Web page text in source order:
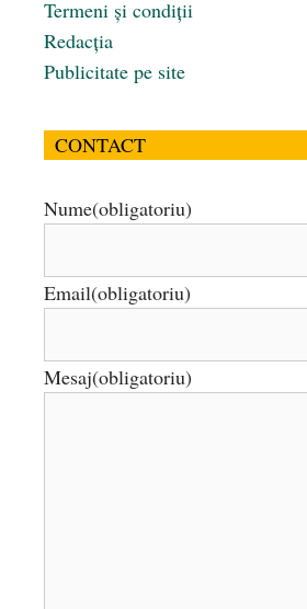
Termeni și condiții
Redacția
Publicitate pe site
CONTACT
Nume(obligatoriu)
Email(obligatoriu)
Mesaj(obligatoriu)